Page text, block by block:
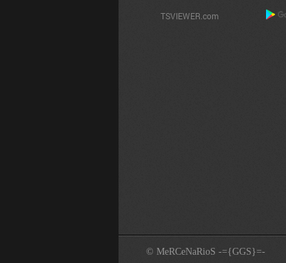
© MeRCeNaRioS -={GGS}=-